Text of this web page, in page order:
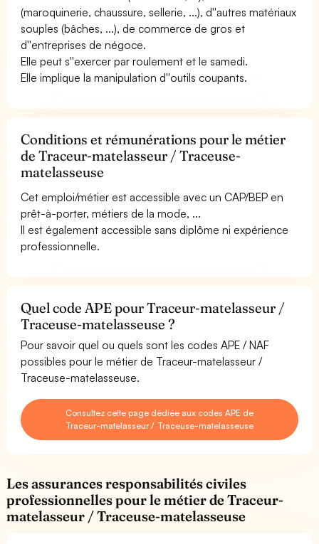
(maroquinerie, chaussure, sellerie, ...), d''autres matériaux
souples (bâches, ...), de commerce de gros et
d''entreprises de négoce.
Elle peut s''exercer par roulement et le samedi.
Elle implique la manipulation d''outils coupants.
Conditions et rémunérations pour le métier
de Traceur-matelasseur / Traceuse-
matelasseuse
Cet emploi/métier est accessible avec un CAP/BEP en
prêt-à-porter, métiers de la mode, ...
Il est également accessible sans diplôme ni expérience
professionnelle.
Quel code APE pour Traceur-matelasseur /
Traceuse-matelasseuse ?
Pour savoir quel ou quels sont les codes APE / NAF
possibles pour le métier de Traceur-matelasseur /
Traceuse-matelasseuse.
Consultez cette page dédiée aux codes APE de
Traceur-matelasseur / Traceuse-matelasseuse
Les assurances responsabilités civiles
professionnelles pour le métier de Traceur-
matelasseur / Traceuse-matelasseuse